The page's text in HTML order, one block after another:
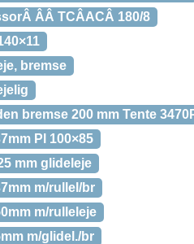
Â­Â TCÂ­ACÂ 180/8
bremse
bremse 200 mm Tente
Pl 100×85
mm glideleje
m/rullel/br
m/rulleleje
m/glidel./br